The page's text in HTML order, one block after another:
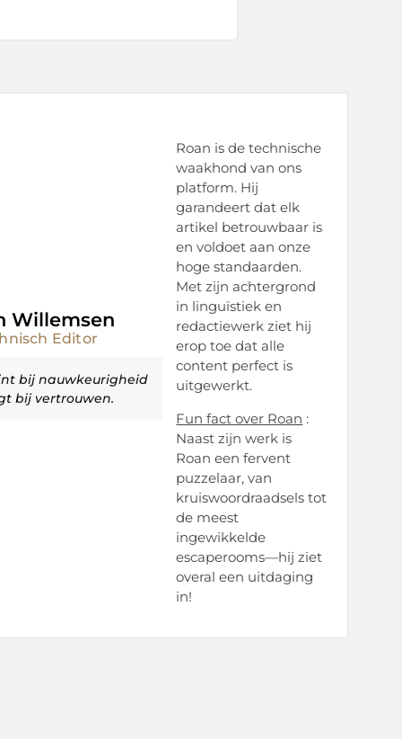
Willemsen
Editor
bij nauwkeurigheid
bij vertrouwen.
Roan is de technische
waakhond van ons
platform. Hij
garandeert dat elk
artikel betrouwbaar is
en voldoet aan onze
hoge standaarden.
Met zijn achtergrond
in linguïstiek en
redactiewerk ziet hij
erop toe dat alle
content perfect is
uitgewerkt.
Fun fact over Roan :
Naast zijn werk is
Roan een fervent
puzzelaar, van
kruiswoordraadsels tot
de meest
ingewikkelde
escaperooms—hij ziet
overal een uitdaging
in!